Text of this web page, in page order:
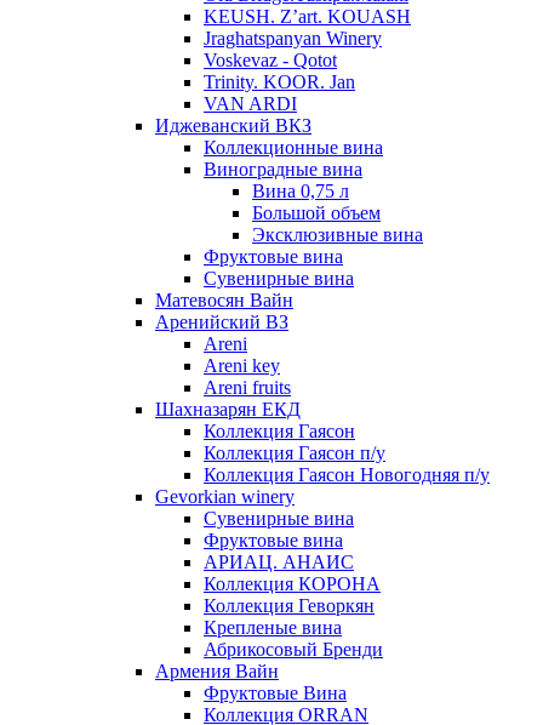
KEUSH. Z’art. KOUASH
Jraghatspanyan Winery
Voskevaz - Qotot
Trinity. KOOR. Jan
VAN ARDI
Иджеванский ВКЗ
Коллекционные вина
Виноградные вина
Вина 0,75 л
Большой объем
Эксклюзивные вина
Фруктовые вина
Cувенирные вина
Матевосян Вайн
Аренийский ВЗ
Areni
Areni key
Areni fruits
Шахназарян ЕКД
Коллекция Гаясон
Коллекция Гаясон п/у
Коллекция Гаясон Новогодняя п/у
Gevorkian winery
Сувенирные вина
Фруктовые вина
АРИАЦ. АНАИС
Коллекция КОРОНА
Коллекция Геворкян
Крепленые вина
Абрикосовый Бренди
Армения Вайн
Фруктовые Вина
Коллекция ORRAN